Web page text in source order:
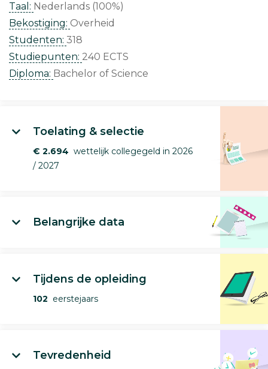
Taal: Nederlands (100%)
Bekostiging: Overheid
Studenten: 318
Studiepunten: 240 ECTS
Diploma: Bachelor of Science
Toelating & selectie
€ 2.694 wettelijk collegegeld in 2026
/ 2027
Belangrijke data
Tijdens de opleiding
102 eerstejaars
Tevredenheid